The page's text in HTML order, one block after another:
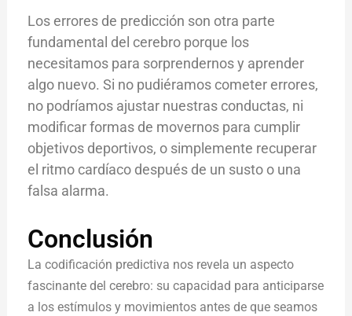
Los errores de predicción son otra parte
fundamental del cerebro porque los
necesitamos para sorprendernos y aprender
algo nuevo. Si no pudiéramos cometer errores,
no podríamos ajustar nuestras conductas, ni
modificar formas de movernos para cumplir
objetivos deportivos, o simplemente recuperar
el ritmo cardíaco después de un susto o una
falsa alarma.
Conclusión
La codificación predictiva nos revela un aspecto
fascinante del cerebro: su capacidad para anticiparse
a los estímulos y movimientos antes de que seamos